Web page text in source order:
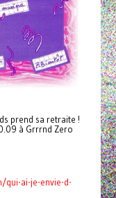
prend sa retraite !
à Grrrnd Zero
qui-ai-je-envie-d-